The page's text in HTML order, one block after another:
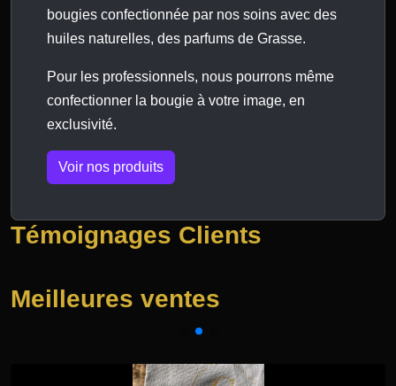
bougies confectionnée par nos soins avec des
huiles naturelles, des parfums de Grasse.
Pour les professionnels, nous pourrons même
confectionner la bougie à votre image, en
exclusivité.
Voir nos produits
Témoignages Clients
Meilleures ventes